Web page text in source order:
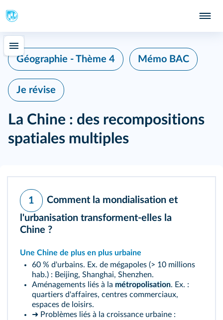
Géographie - Thème 4 Mémo BAC
Je révise
La Chine : des recompositions
spatiales multiples
1
Comment la mondialisation et
l'urbanisation transforment-elles la
Chine ?
Une Chine de plus en plus urbaine
60 % d'urbains. Ex. de mégapoles (> 10 millions
hab.) : Beijing, Shanghai, Shenzhen.
Aménagements liés à la métropolisation. Ex. :
quartiers d'affaires, centres commerciaux,
espaces de loisirs.
➜ Problèmes liés à la croissance urbaine :